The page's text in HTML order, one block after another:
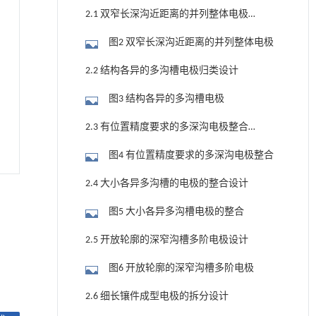
2.1 双窄长深沟近距离的并列整体电极
图2 双窄长深沟近距离的并列整体电极
2.2 结构各异的多沟槽电极归类设计
图3 结构各异的多沟槽电极
2.3 有位置精度要求的多深沟电极整合
图4 有位置精度要求的多深沟电极整合
2.4 大小各异多沟槽的电极的整合设计
图5 大小各异多沟槽电极的整合
2.5 开放轮廓的深窄沟槽多阶电极设计
图6 开放轮廓的深窄沟槽多阶电极
2.6 细长镶件成型电极的拆分设计